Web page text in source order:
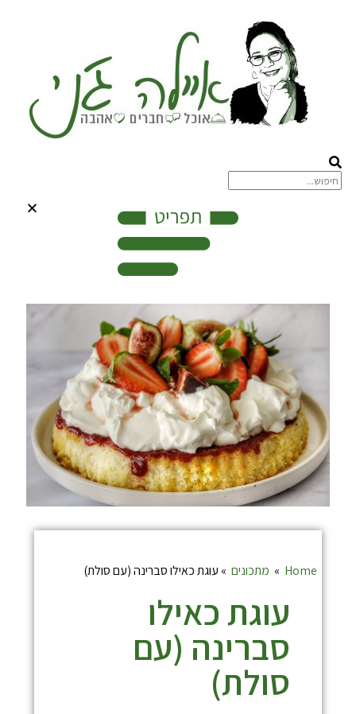
Home
» מתכונים » עוגת כאילו סברינה (עם סולת)
עוגת כאילו
סברינה (עם
סולת)